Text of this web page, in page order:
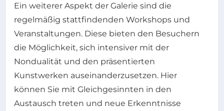
Ein weiterer Aspekt der Galerie sind die
regelmäßig stattfindenden Workshops und
Veranstaltungen. Diese bieten den Besuchern
die Möglichkeit, sich intensiver mit der
Nondualität und den präsentierten
Kunstwerken auseinanderzusetzen. Hier
können Sie mit Gleichgesinnten in den
Austausch treten und neue Erkenntnisse